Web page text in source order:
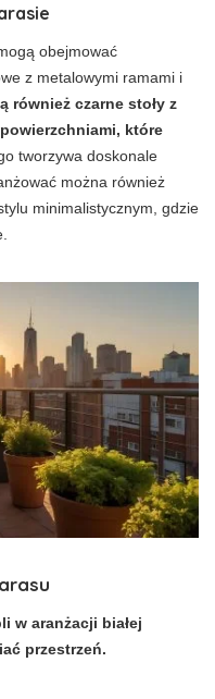
obejmować
z metalowymi ramami i
również czarne stoły z
które
tworzywa doskonale
można również
minimalistycznym, gdzie
w aranżacji białej
przestrzeń.